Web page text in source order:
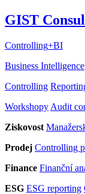
GIST
Controlling+BI
Business Intelligence
Controlling
Workshopy Audit
Ziskovost
Prodej Controlling
Finance Finanční
ESG ESG reporting